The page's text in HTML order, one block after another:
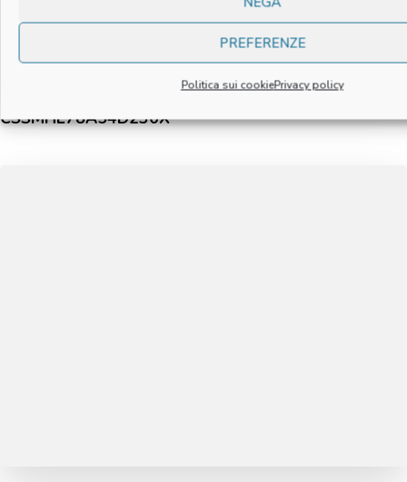
PREFERENZE
Politica sui cookiePrivacy policy
“CARTOLCASSEL” DI CASSELLA – P. IVA/CF
CSSMHL78A54D230X